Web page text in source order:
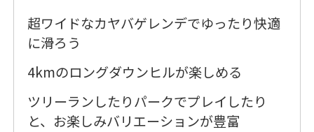
超ワイドなカヤバゲレンデでゆったり快適
に滑ろう
4kmのロングダウンヒルが楽しめる
ツリーランしたりパークでプレイしたり
と、お楽しみバリエーションが豊富